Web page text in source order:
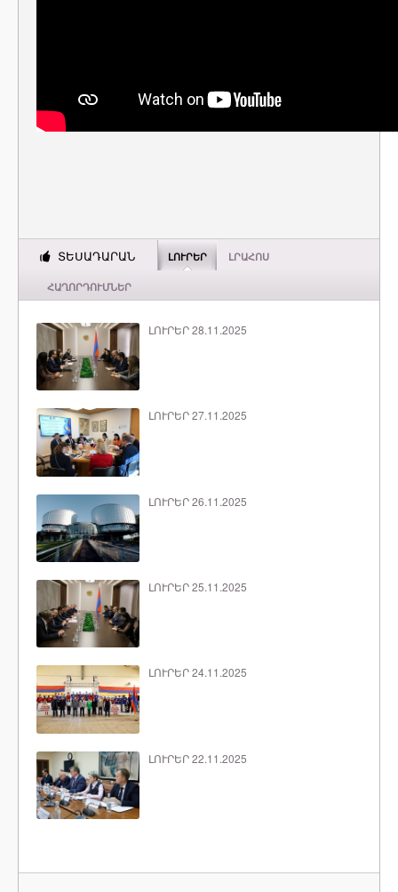
ՏԵՍԱԴԱՐԱՆ ԼՈՒՐԵՐ ԼՐԱՀՈՍ
ՀԱՂՈՐԴՈՒՄՆԵՐ
ԼՈՒՐԵՐ 28.11.2025
ԼՈՒՐԵՐ 27.11.2025
ԼՈՒՐԵՐ 26.11.2025
ԼՈՒՐԵՐ 25.11.2025
ԼՈՒՐԵՐ 24.11.2025
ԼՈՒՐԵՐ 22.11.2025